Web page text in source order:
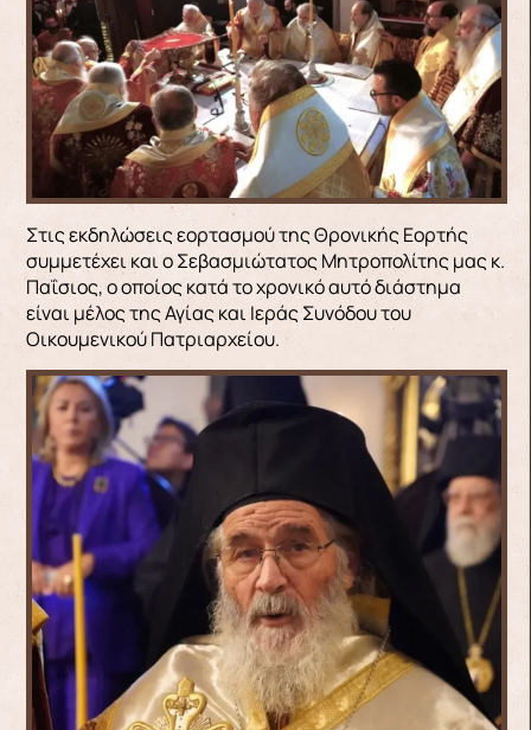
Στις εκδηλώσεις εορτασμού της Θρονικής Εορτής
συμμετέχει και ο Σεβασμιώτατος Μητροπολίτης μας κ.
Παΐσιος, ο οποίος κατά το χρονικό αυτό διάστημα
είναι μέλος της Αγίας και Ιεράς Συνόδου του
Οικουμενικού Πατριαρχείου.